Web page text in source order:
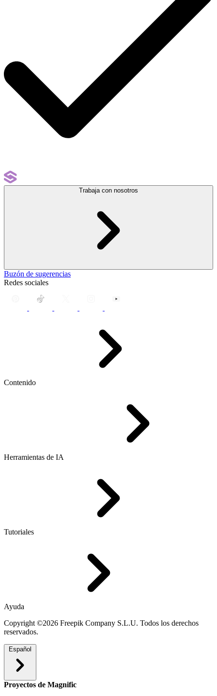
Trabaja con nosotros
Buzón de sugerencias
Redes sociales
Contenido
Herramientas de IA
Tutoriales
Ayuda
Copyright ©2026 Freepik Company S.L.U. Todos los derechos
reservados.
Español
Proyectos de Magnific